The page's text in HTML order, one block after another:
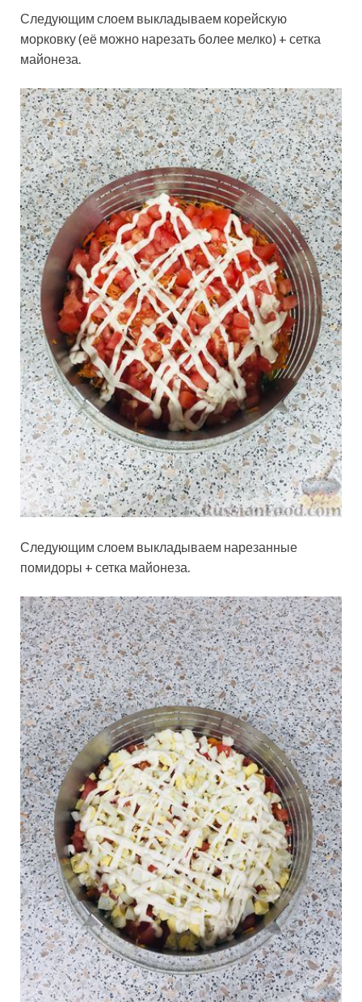
Следующим слоем выкладываем корейскую
морковку (её можно нарезать более мелко) + сетка
майонеза.
Следующим слоем выкладываем нарезанные
помидоры + сетка майонеза.